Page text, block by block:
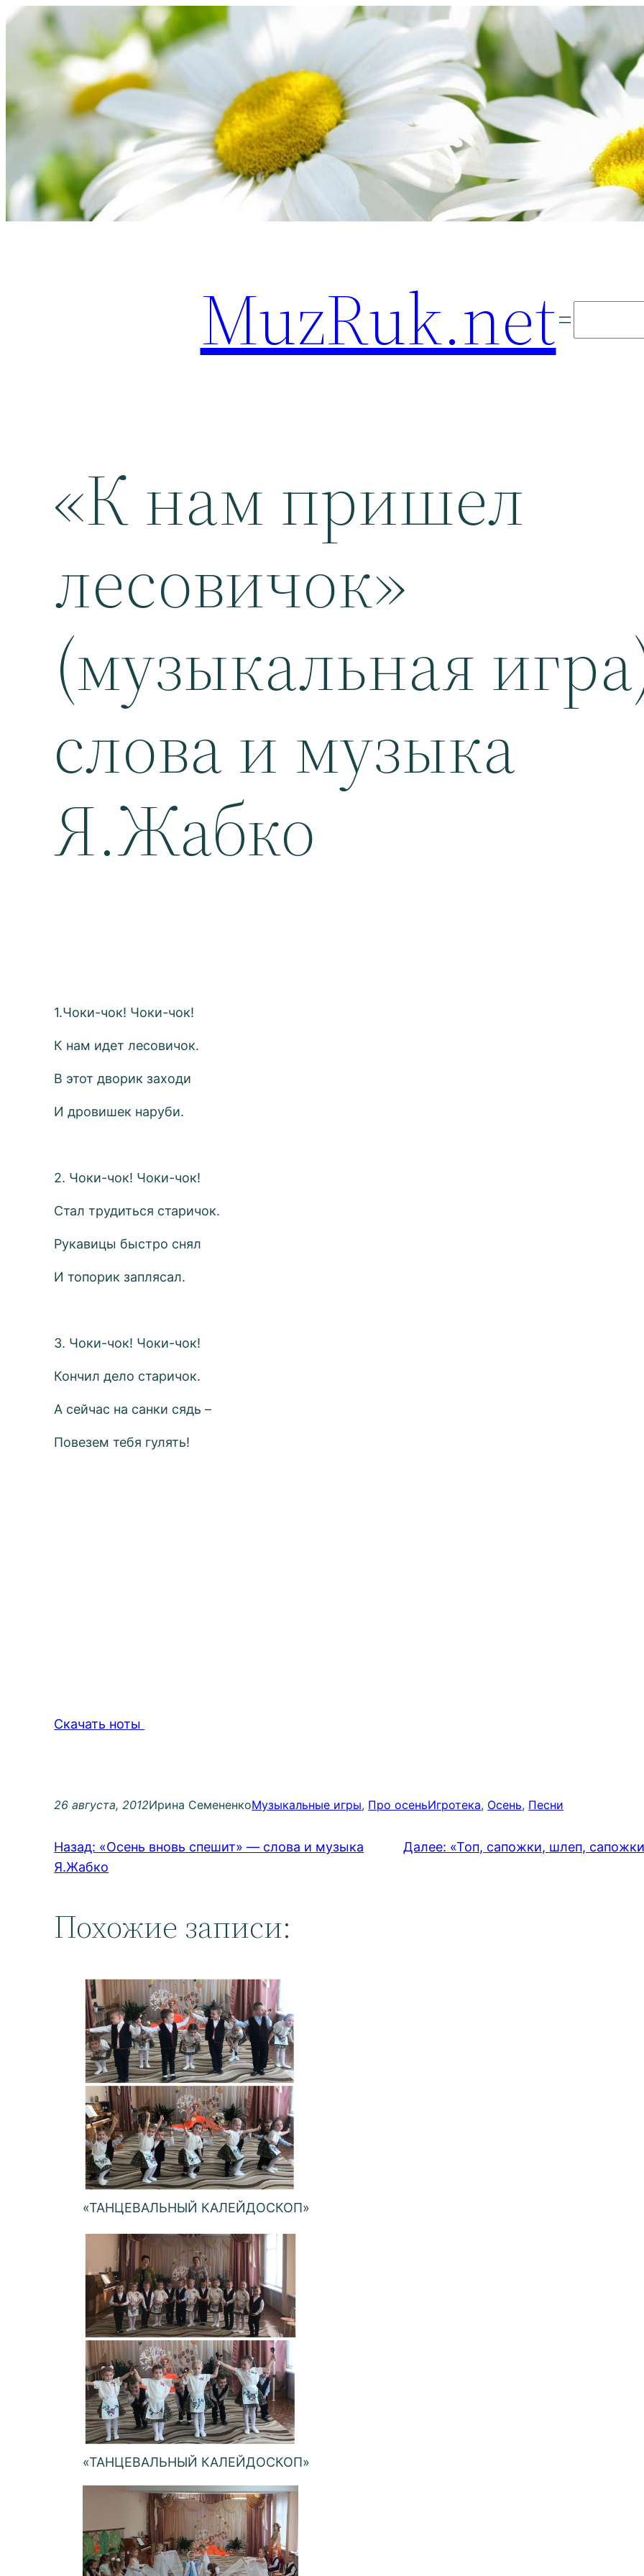
Перейти
содержимому
MuzRuk.net
«К нам пришел
лесовичок»
(музыкальная
слова и музыка
Я.Жабко
1.Чоки-чок! Чоки-чок!
К нам идет лесовичок.
В этот дворик заходи
И дровишек наруби.
2. Чоки-чок! Чоки-чок!
Стал трудиться старичок.
Рукавицы быстро снял
И топорик заплясал.
3. Чоки-чок! Чоки-чок!
Кончил дело старичок.
А сейчас на санки сядь –
Повезем тебя гулять!
Скачать ноты
26 августа, 2012Ирина СемененкоМузыкальные игры, Про осеньИгротека, Осень, Песни
Назад: «Осень вновь спешит» — слова и музыка
Я.Жабко
Далее: «Топ, сапожки, шлеп,
Похожие записи:
«ТАНЦЕВАЛЬНЫЙ КАЛЕЙДОСКОП»
«ТАНЦЕВАЛЬНЫЙ КАЛЕЙДОСКОП»